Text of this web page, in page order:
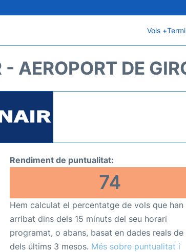
Vols +
- AEROPORT DE
Rendiment de puntualitat:
74
Hem calculat el percentatge de vols que han
arribat dins dels 15 minuts del seu horari
programat, o abans, basat en dades reals
dels últims 3 mesos. Més sobre puntualitat i